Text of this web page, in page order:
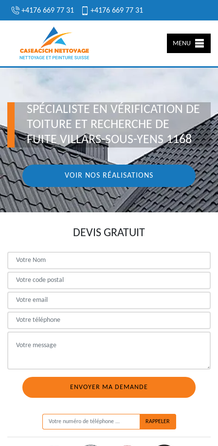
+4176 669 77 31 +4176 669 77 31
MENU
SPÉCIALISTE EN VÉRIFICATION DE
TOITURE ET RECHERCHE DE
FUITE VILLARS-SOUS-YENS 1168
VOIR NOS RÉALISATIONS
DEVIS GRATUIT